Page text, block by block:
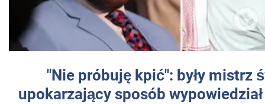
"Nie próbuję kpić": były mistrz
upokarzający sposób